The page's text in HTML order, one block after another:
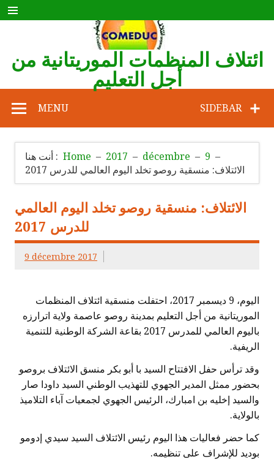
Skip
to
content
ائتلاف المنظمات الموريتانية من
أجل التعليم
SIDEBAR
MENU
أنت هنا : Home 2017 décembre
9
الائتلاف: منسقية روصو تخلد اليوم العالمي للدرس 2017
الائتلاف: منسقية روصو تخلد اليوم العالمي
للدرس 2017
9 décembre 2017
اليوم، 9 ديسمبر 2017، احتفلت منسقية ائتلاف المنظمات
الموريتانية من أجل التعليم بمدينة روصو عاصمة ولاية اترارزه
باليوم العالمي للمدرس 2017 بقاعة الشركة الوطنية للتنمية
الريفية.
وقد ترأس حفل الافتتاح السيد با أبو بكر منسق الائتلاف بروصو
بحضور ممثل المدير الجهوي للتهذيب الوطني السيد داودا صار
والسيد إخليه بن امبارك، الرئيس الجهوي لجمعيات آباء التلاميذ
بالولاية.
كما حضر فعاليات هذا اليوم رئيس الائتلاف السيد سيدي إدومو
بوديد للإشراف على تنظيمه.